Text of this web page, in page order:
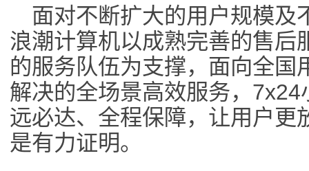
面对不断扩大的用户规模及
浪潮计算机以成熟完善的售后
的服务队伍为支撑，面向全国
解决的全场景高效服务，
远必达、全程保障，让用户更
是有力证明。